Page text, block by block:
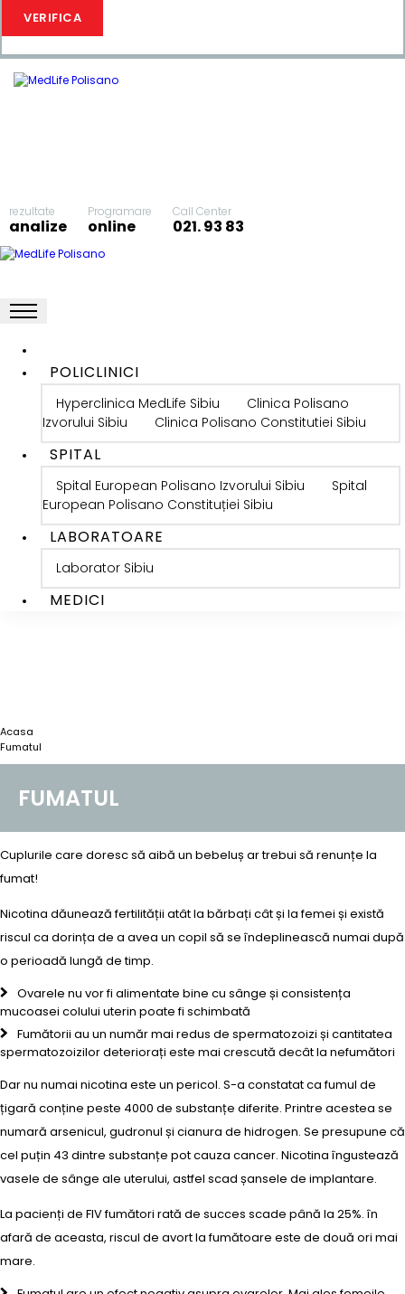
VERIFICA
rezultate
analize
Programare
online
Call Center
021. 93 83
POLICLINICI
Hyperclinica MedLife Sibiu
Clinica Polisano
Izvorului Sibiu
Clinica Polisano Constitutiei Sibiu
SPITAL
Spital European Polisano Izvorului Sibiu
Spital
European Polisano Constituției Sibiu
LABORATOARE
Laborator Sibiu
MEDICI
Acasa
Fumatul
FUMATUL
Cuplurile care doresc să aibă un bebeluș ar trebui să renunțe la
fumat!
Nicotina dăunează fertilității atât la bărbați cât și la femei și există
riscul ca dorința de a avea un copil să se îndeplinească numai după
o perioadă lungă de timp.
Ovarele nu vor fi alimentate bine cu sânge și consistența
mucoasei colului uterin poate fi schimbată
Fumătorii au un număr mai redus de spermatozoizi și cantitatea
spermatozoizilor deteriorați este mai crescută decât la nefumători
Dar nu numai nicotina este un pericol. S-a constatat ca fumul de
țigară conține peste 4000 de substanțe diferite. Printre acestea se
numară arsenicul, gudronul și cianura de hidrogen. Se presupune că
cel puțin 43 dintre substanțe pot cauza cancer. Nicotina îngustează
vasele de sânge ale uterului, astfel scad șansele de implantare.
La pacienți de FIV fumători rată de succes scade până la 25%. în
afară de aceasta, riscul de avort la fumătoare este de două ori mai
mare.